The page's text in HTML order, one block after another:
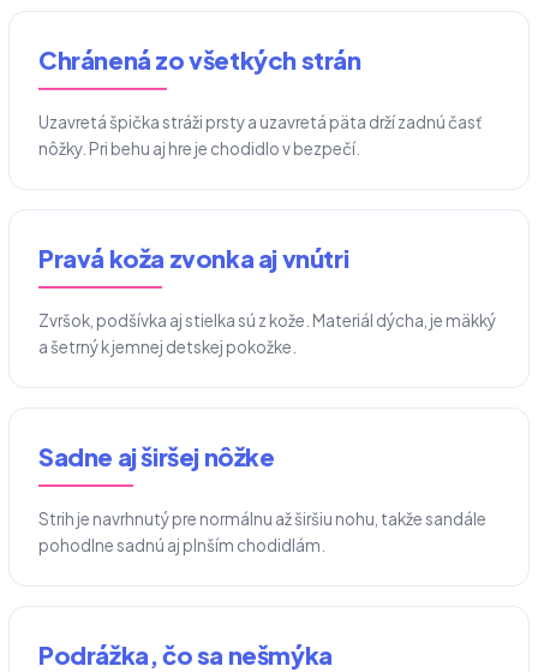
Chránená zo všetkých strán
Uzavretá špička stráži prsty a uzavretá päta drží zadnú časť
nôžky. Pri behu aj hre je chodidlo v bezpečí.
Pravá koža zvonka aj vnútri
Zvršok, podšívka aj stielka sú z kože. Materiál dýcha, je mäkký
a šetrný k jemnej detskej pokožke.
Sadne aj širšej nôžke
Strih je navrhnutý pre normálnu až širšiu nohu, takže sandále
pohodlne sadnú aj plnším chodidlám.
Podrážka, čo sa nešmýka